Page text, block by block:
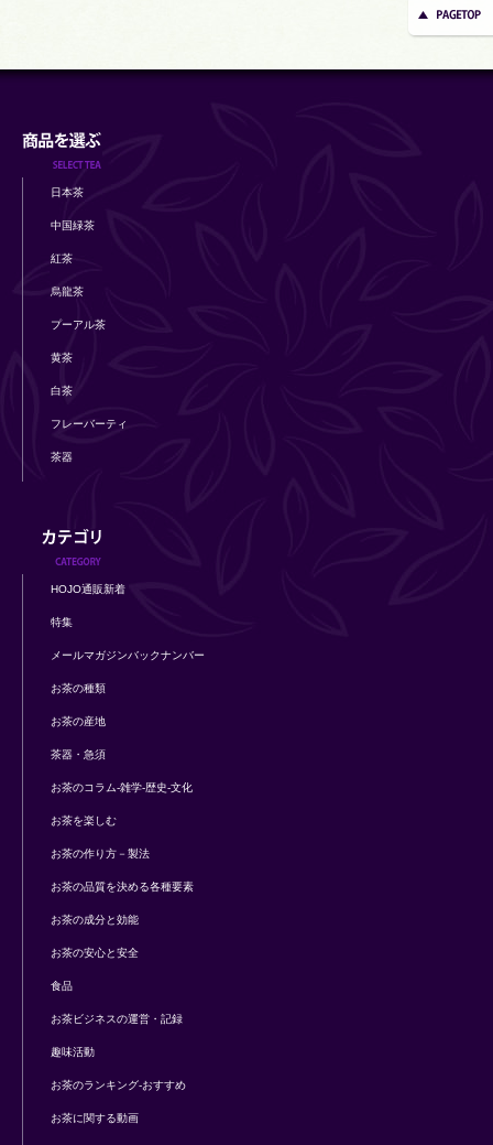
日本茶
中国緑茶
紅茶
烏龍茶
プーアル茶
黄茶
白茶
フレーバーティ
茶器
HOJO通販新着
特集
メールマガジンバックナンバー
お茶の種類
お茶の産地
茶器・急須
お茶のコラム-雑学-歴史-文化
お茶を楽しむ
お茶の作り方－製法
お茶の品質を決める各種要素
お茶の成分と効能
お茶の安心と安全
食品
お茶ビジネスの運営・記録
趣味活動
お茶のランキング-おすすめ
お茶に関する動画